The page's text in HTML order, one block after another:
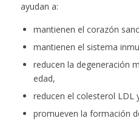
ayudan a:
mantienen el corazón
mantienen el sistema
reducen la degeneración
edad,
reducen el colesterol LDL
promueven la formación